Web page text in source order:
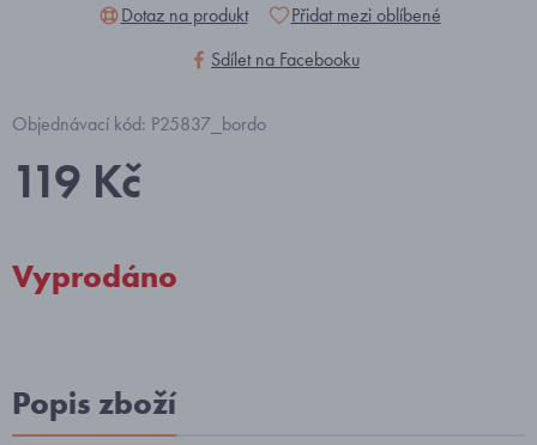
Dotaz na produkt
Přidat mezi oblíbené
Sdílet na Facebooku
Objednávací kód: P25837_bordo
119 Kč
Vyprodáno
Popis zboží